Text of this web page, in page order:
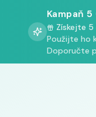
Kampaň
Získejte
Použijte ho
Doporučte